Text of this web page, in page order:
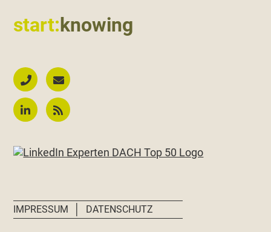
start:knowing
IMPRESSUM DATENSCHUTZ